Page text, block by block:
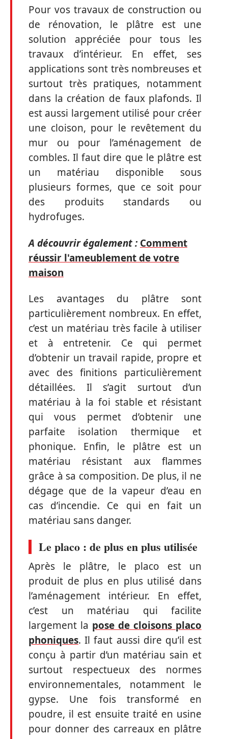
Pour vos travaux de construction ou
de rénovation, le plâtre est une
solution appréciée pour tous les
travaux d’intérieur. En effet, ses
applications sont très nombreuses et
surtout très pratiques, notamment
dans la création de faux plafonds. Il
est aussi largement utilisé pour créer
une cloison, pour le revêtement du
mur ou pour l’aménagement de
combles. Il faut dire que le plâtre est
un matériau disponible sous
plusieurs formes, que ce soit pour
des produits standards ou
hydrofuges.
A découvrir également : Comment
réussir l'ameublement de votre
maison
Les avantages du plâtre sont
particulièrement nombreux. En effet,
c’est un matériau très facile à utiliser
et à entretenir. Ce qui permet
d’obtenir un travail rapide, propre et
avec des finitions particulièrement
détaillées. Il s’agit surtout d’un
matériau à la foi stable et résistant
qui vous permet d’obtenir une
parfaite isolation thermique et
phonique. Enfin, le plâtre est un
matériau résistant aux flammes
grâce à sa composition. De plus, il ne
dégage que de la vapeur d’eau en
cas d’incendie. Ce qui en fait un
matériau sans danger.
Le placo : de plus en plus utilisée
Après le plâtre, le placo est un
produit de plus en plus utilisé dans
l’aménagement intérieur. En effet,
c’est un matériau qui facilite
largement la pose de cloisons placo
phoniques. Il faut aussi dire qu’il est
conçu à partir d’un matériau sain et
surtout respectueux des normes
environnementales, notamment le
gypse. Une fois transformé en
poudre, il est ensuite traité en usine
pour donner des carreaux en plâtre